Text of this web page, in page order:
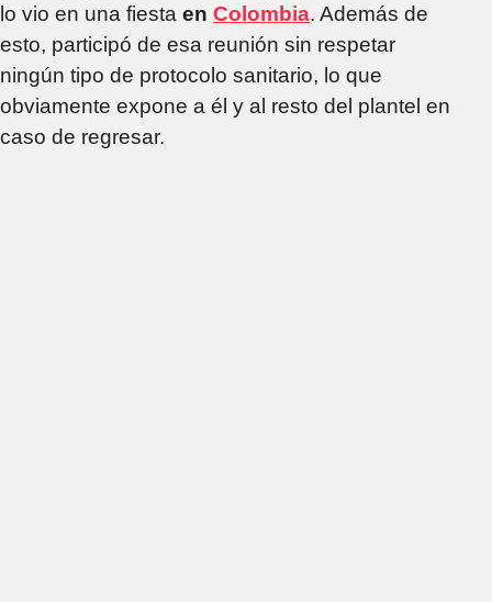
lo vio en una fiesta en Colombia. Además de
esto, participó de esa reunión sin respetar
ningún tipo de protocolo sanitario, lo que
obviamente expone a él y al resto del plantel en
caso de regresar.